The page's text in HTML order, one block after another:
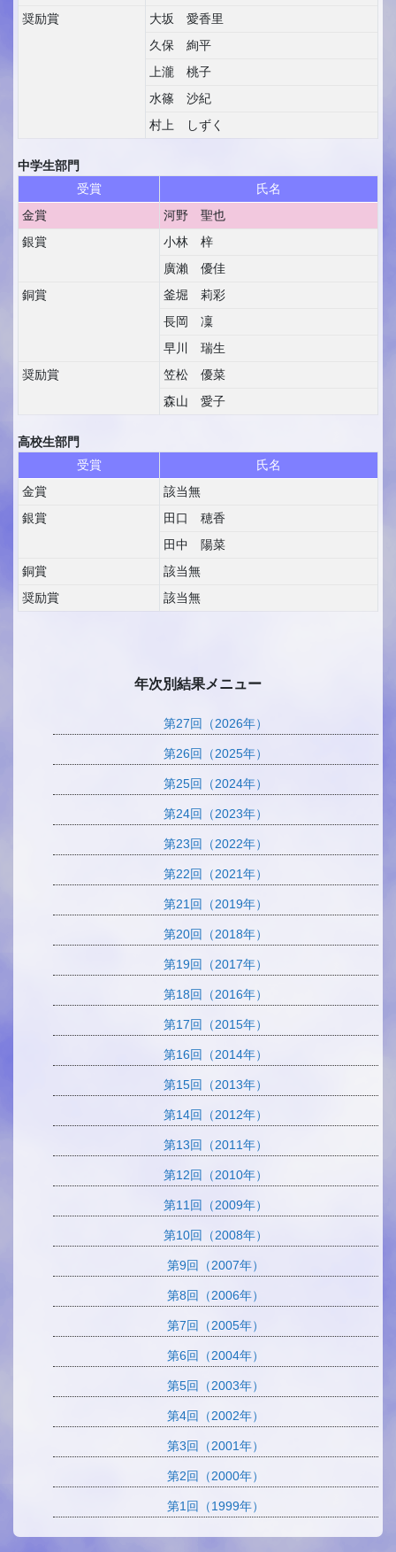
奨励賞
大坂 愛香里
久保 絢平
上瀧 桃子
水篠 沙紀
村上 しずく
中学生部門
受賞
氏名
金賞
河野 聖也
銀賞
小林 梓
廣瀨 優佳
銅賞
釜堀 莉彩
長岡 凜
早川 瑞生
奨励賞
笠松 優菜
森山 愛子
高校生部門
受賞
氏名
金賞
該当無
銀賞
田口 穂香
田中 陽菜
銅賞
該当無
奨励賞
該当無
年次別結果メニュー
第27回（2026年）
第26回（2025年）
第25回（2024年）
第24回（2023年）
第23回（2022年）
第22回（2021年）
第21回（2019年）
第20回（2018年）
第19回（2017年）
第18回（2016年）
第17回（2015年）
第16回（2014年）
第15回（2013年）
第14回（2012年）
第13回（2011年）
第12回（2010年）
第11回（2009年）
第10回（2008年）
第9回（2007年）
第8回（2006年）
第7回（2005年）
第6回（2004年）
第5回（2003年）
第4回（2002年）
第3回（2001年）
第2回（2000年）
第1回（1999年）